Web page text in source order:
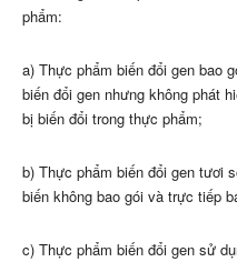
phẩm:
a) Thực phẩm biến đổi gen bao
biến đổi gen nhưng không phát
bị biến đổi trong thực phẩm;
b) Thực phẩm biến đổi gen tươi
biến không bao gói và trực tiếp
c) Thực phẩm biến đổi gen sử